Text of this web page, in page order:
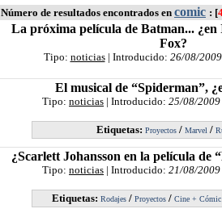
Número de resultados encontrados en comic : [
La próxima película de Batman... ¿en
Fox?
Tipo: noticias| Introducido: 26/08/2009
El musical de “Spiderman”,
Tipo: noticias | Introducido: 25/08/2009
Etiquetas: Proyectos / Marvel /
¿Scarlett Johansson en la película de
Tipo: noticias | Introducido: 21/08/2009
Etiquetas: Rodajes / Proyectos / Cine + Cómic